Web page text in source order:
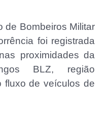
de Bombeiros Militar
foi registrada
proximidades da
BLZ, região
fluxo de veículos de